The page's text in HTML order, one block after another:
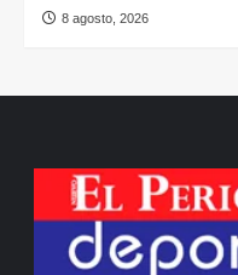
8 agosto, 2026